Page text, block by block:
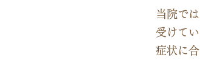
当院で
受けて
症状に